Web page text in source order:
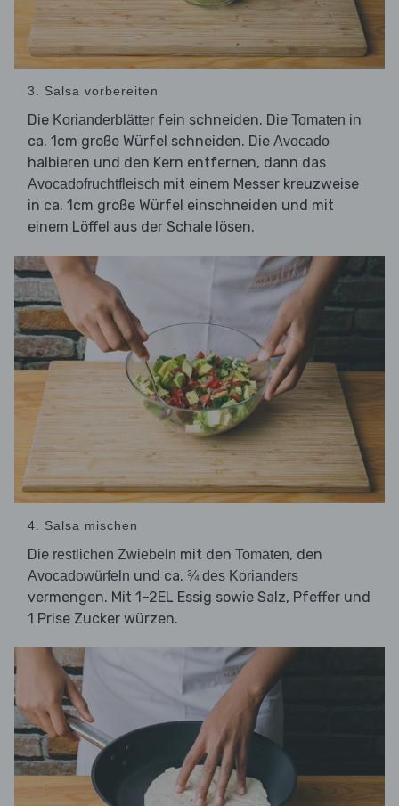
3. Salsa vorbereiten
Die Korianderblätter fein schneiden. Die Tomaten in
ca. 1cm große Würfel schneiden. Die Avocado
halbieren und den Kern entfernen, dann das
Avocadofruchtfleisch mit einem Messer kreuzweise
in ca. 1cm große Würfel einschneiden und mit
einem Löffel aus der Schale lösen.
4. Salsa mischen
Die restlichen Zwiebeln mit den Tomaten, den
Avocadowürfeln und ca. ¾ des Korianders
vermengen. Mit 1–2EL Essig sowie Salz, Pfeffer und
1 Prise Zucker würzen.